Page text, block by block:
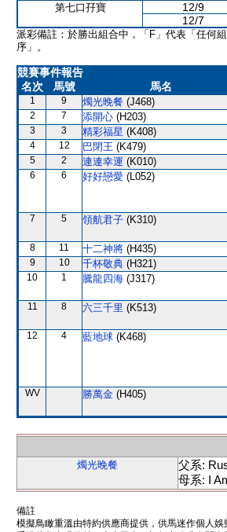
第七口孖寶 12/9
12/7
派彩備註：於勝出組合中，「F」代表「任何
序」。
競賽事件報告
名次
馬號 馬名
1 9 燭光晚餐 (J468)
2 7 添開心 (H203)
3 3 精彩福星 (K408)
4 12 巴閉王 (K479)
5 2 連連幸運 (K010)
6 6 好好戀愛 (L052)
7 5 領航君子 (K310)
8 11 十二神將 (H435)
9 10 千杯敬典 (H321)
10 1 騰龍四海 (J317)
11 8 六三千里 (K513)
12 4 藍地球 (K468)
WV 勝萬金 (H405)
燭光晚餐
父系:
母系: I
備註
模擬鳥瞰重溫由特約供應商提供，供馬迷作個人